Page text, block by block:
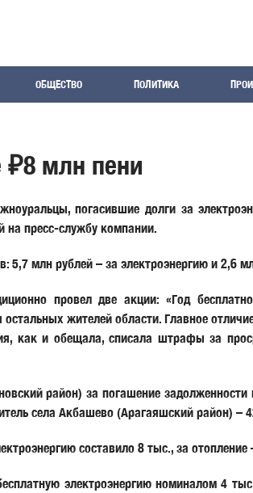
ОБЩЕСТВО ПОЛИТИКА
₽8 млн пени
погасившие долги за
на пресс-службу компании.
млн рублей – за электроэнергию и 2,6
провел две акции: «Год
жителей области. Главное
как и обещала, списала штрафы за
район) за погашение
села Акбашево (Арагаяшский район) –
составило 8 тыс., за отопление
электроэнергию номиналом 4